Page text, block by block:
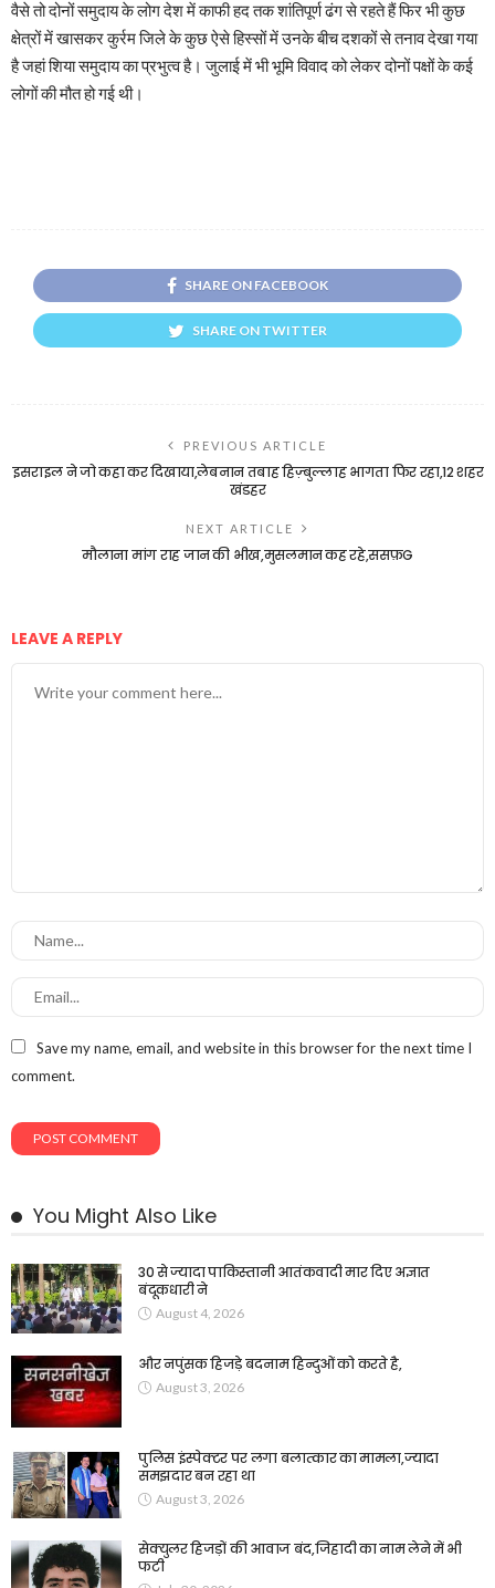
वैसे तो दोनों समुदाय के लोग देश में काफी हद तक शांतिपूर्ण ढंग से रहते हैं फिर भी कुछ
क्षेत्रों में खासकर कुर्रम जिले के कुछ ऐसे हिस्सों में उनके बीच दशकों से तनाव देखा गया
है जहां शिया समुदाय का प्रभुत्व है। जुलाई में भी भूमि विवाद को लेकर दोनों पक्षों के कई
लोगों की मौत हो गई थी।
SHARE ON FACEBOOK
SHARE ON TWITTER
PREVIOUS ARTICLE
इसराइल ने जो कहा कर दिखाया,लेबनान तबाह हिज़्बुल्लाह भागता फिर रहा,12 शहर
खंडहर
NEXT ARTICLE
मौलाना मांग राह जान की भीख,मुसलमान कह रहे,ससफ़G
LEAVE A REPLY
Save my name, email, and website in this browser for the next time I
comment.
You Might Also Like
30 से ज्यादा पाकिस्तानी आतंकवादी मार दिए अज्ञात
बंदूकधारी ने
August 4, 2026
और नपुंसक हिजड़े बदनाम हिन्दुओं को करते है,
August 3, 2026
पुलिस इंस्पेक्टर पर लगा बलात्कार का मामला,ज्यादा
समझदार बन रहा था
August 3, 2026
सेक्युलर हिजड़ों की आवाज बंद,जिहादी का नाम लेने में भी
फटी